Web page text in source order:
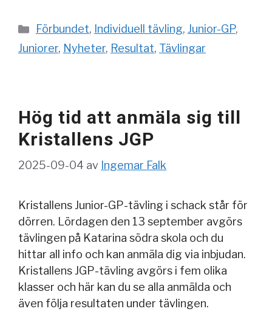
Kategorier
Förbundet, Individuell tävling, Junior-GP,
Juniorer, Nyheter, Resultat, Tävlingar
Hög tid att anmäla sig till
Kristallens JGP
2025-09-04 av Ingemar Falk
Kristallens Junior-GP-tävling i schack står för
dörren. Lördagen den 13 september avgörs
tävlingen på Katarina södra skola och du
hittar all info och kan anmäla dig via inbjudan.
Kristallens JGP-tävling avgörs i fem olika
klasser och här kan du se alla anmälda och
även följa resultaten under tävlingen.